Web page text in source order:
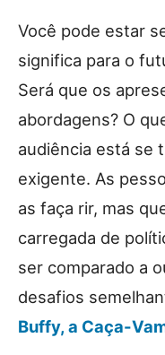
Você pode estar
significa para o
Será que os
abordagens? O
audiência está se
exigente. As
as faça rir, mas
carregada de
ser comparado a
desafios
Buffy, a Caça-